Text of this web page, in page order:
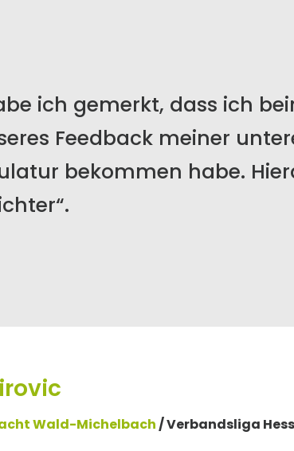
ich gemerkt, dass ich
Feedback meiner
bekommen habe.
Wald-Michelbach / Verbandsliga